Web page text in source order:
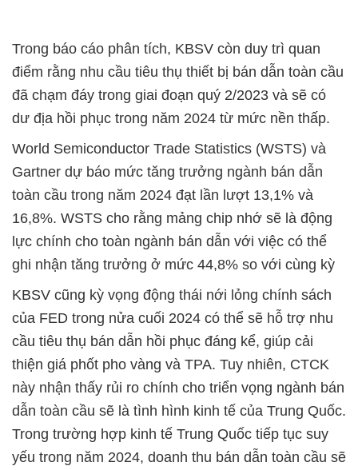
Trong báo cáo phân tích, KBSV còn duy trì quan
điểm rằng nhu cầu tiêu thụ thiết bị bán dẫn toàn cầu
đã chạm đáy trong giai đoạn quý 2/2023 và sẽ có
dư địa hồi phục trong năm 2024 từ mức nền thấp.
World Semiconductor Trade Statistics (WSTS) và
Gartner dự báo mức tăng trưởng ngành bán dẫn
toàn cầu trong năm 2024 đạt lần lượt 13,1% và
16,8%. WSTS cho rằng mảng chip nhớ sẽ là động
lực chính cho toàn ngành bán dẫn với việc có thể
ghi nhận tăng trưởng ở mức 44,8% so với cùng kỳ
KBSV cũng kỳ vọng động thái nới lỏng chính sách
của FED trong nửa cuối 2024 có thể sẽ hỗ trợ nhu
cầu tiêu thụ bán dẫn hồi phục đáng kể, giúp cải
thiện giá phốt pho vàng và TPA. Tuy nhiên, CTCK
này nhận thấy rủi ro chính cho triển vọng ngành bán
dẫn toàn cầu sẽ là tình hình kinh tế của Trung Quốc.
Trong trường hợp kinh tế Trung Quốc tiếp tục suy
yếu trong năm 2024, doanh thu bán dẫn toàn cầu sẽ